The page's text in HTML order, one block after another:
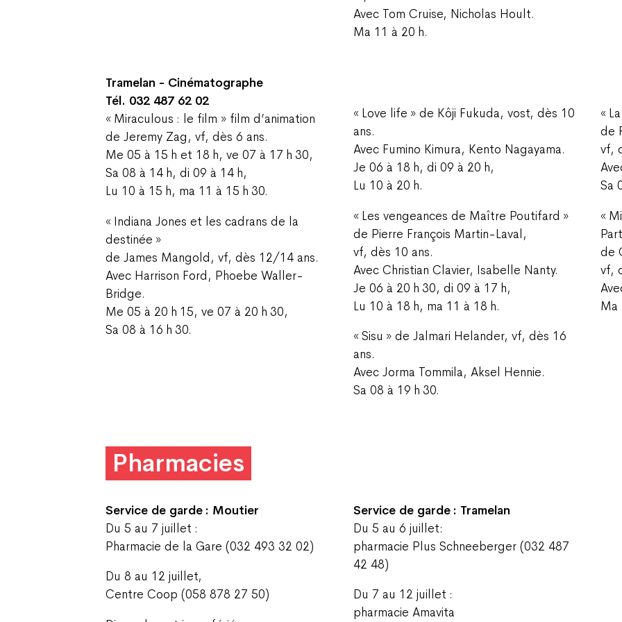
Avec Tom Cruise, Nicholas Hoult.
Ma 11 à 20 h.
Tramelan - Cinématographe
Tél. 032 487 62 02
« Miraculous : le film » film d’animation
de Jeremy Zag, vf, dès 6 ans.
Me 05 à 15 h et 18 h, ve 07 à 17 h 30,
Sa 08 à 14 h, di 09 à 14 h,
Lu 10 à 15 h, ma 11 à 15 h 30.
« Indiana Jones et les cadrans de la
destinée »
de James Mangold, vf, dès 12/14 ans.
Avec Harrison Ford, Phoebe Waller-
Bridge.
Me 05 à 20 h 15, ve 07 à 20 h 30,
Sa 08 à 16 h 30.
« Love life » de Kôji Fukuda, vost, dès 10
ans.
Avec Fumino Kimura, Kento Nagayama.
Je 06 à 18 h, di 09 à 20 h,
Lu 10 à 20 h.
« Les vengeances de Maître Poutifard »
de Pierre François Martin-Laval,
vf, dès 10 ans.
Avec Christian Clavier, Isabelle Nanty.
Je 06 à 20 h 30, di 09 à 17 h,
Lu 10 à 18 h, ma 11 à 18 h.
« Sisu » de Jalmari Helander, vf, dès 16
ans.
Avec Jorma Tommila, Aksel Hennie.
Sa 08 à 19 h 30.
«
de
vf,
Sa
«
de
vf,
Ma
Pharmacies
Service de garde : Moutier
Du 5 au 7 juillet :
Pharmacie de la Gare (032 493 32 02)
Du 8 au 12 juillet,
Centre Coop (058 878 27 50)
Service de garde : Tramelan
Du 5 au 6 juillet:
pharmacie Plus Schneeberger (032 487
42 48)
Du 7 au 12 juillet :
pharmacie Amavita